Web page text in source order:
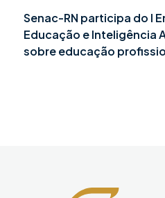
Senac-RN participa do I
Educação e Inteligência
sobre educação